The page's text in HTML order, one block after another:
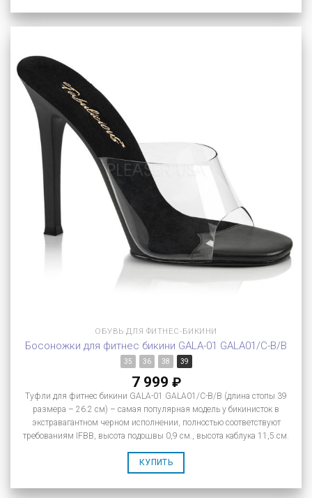
ОБУВЬ ДЛЯ ФИТНЕС-БИКИНИ
Босоножки для фитнес бикини GALA-01 GALA01/C-B/B
35 36 38 39
7 999 ₽
Туфли для фитнес бикини GALA-01 GALA01/C-B/B (длина стопы 39
размера – 26.2 см) – самая популярная модель у бикинисток в
экстравагантном черном исполнении, полностью соответствуют
требованиям IFBB, высота подошвы 0,9 см., высота каблука 11,5 см.
КУПИТЬ